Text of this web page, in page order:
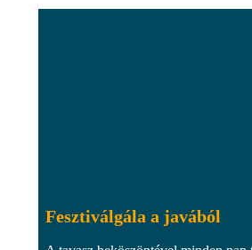
Fesztiválgála a javából